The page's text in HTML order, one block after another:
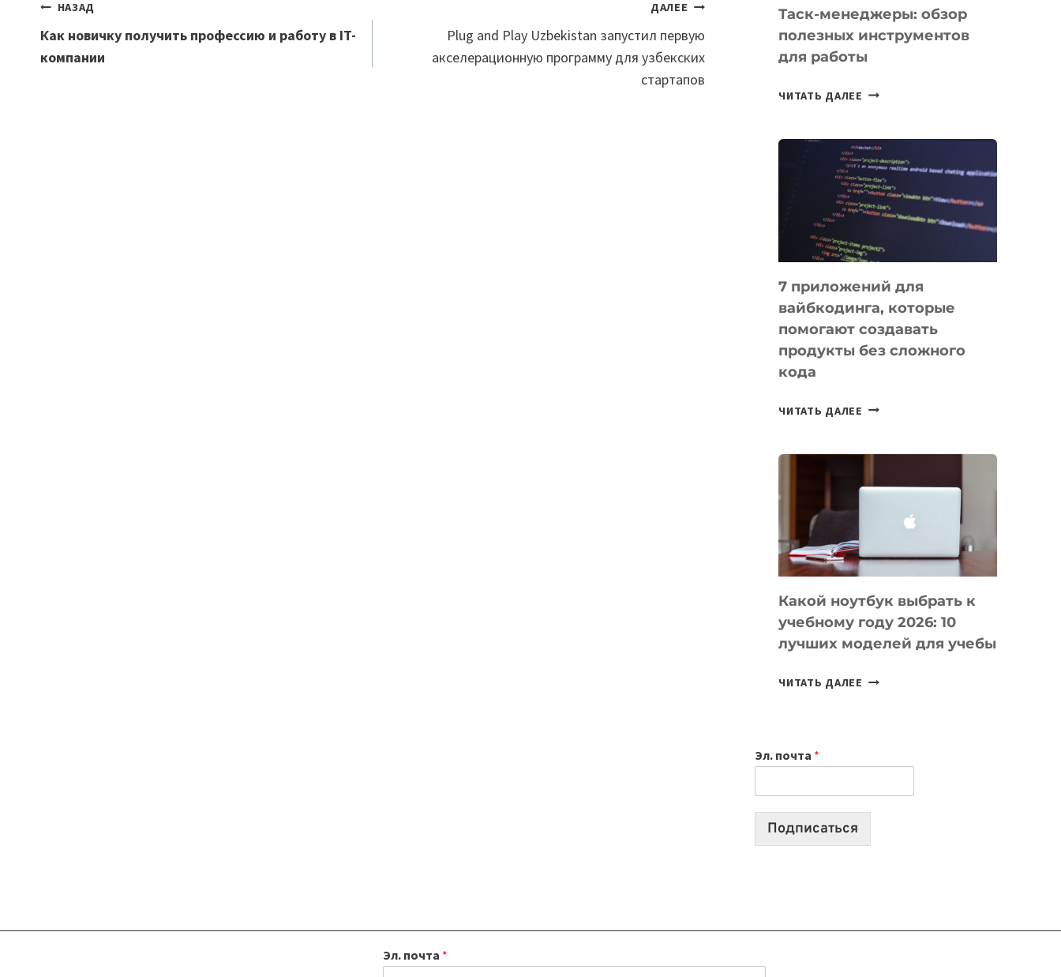
Навигация
по
НАЗАД
Как новичку получить профессию и работу в IT-
компании
ДАЛЕЕ
Plug and Play Uzbekistan запустил первую
акселерационную программу для узбекских
стартапов
Таск-менеджеры: обзор
полезных инструментов
для работы
ЧИТАТЬ ДАЛЕЕ ТАСК-
ПОЛЕЗНЫХ
ИНСТРУМЕНТОВ
ДЛЯ
РАБОТЫ
7 приложений для
вайбкодинга, которые
помогают создавать
продукты без сложного
кода
ЧИТАТЬ ДАЛЕЕ
КОТОРЫЕ
СОЗДАВАТЬ
БЕЗ
КОДА
Какой ноутбук выбрать к
учебному году 2026: 10
лучших моделей для учебы
ЧИТАТЬ ДАЛЕЕ КАКОЙ
2026:
10
Эл. почта *
Подписаться
Эл. почта *